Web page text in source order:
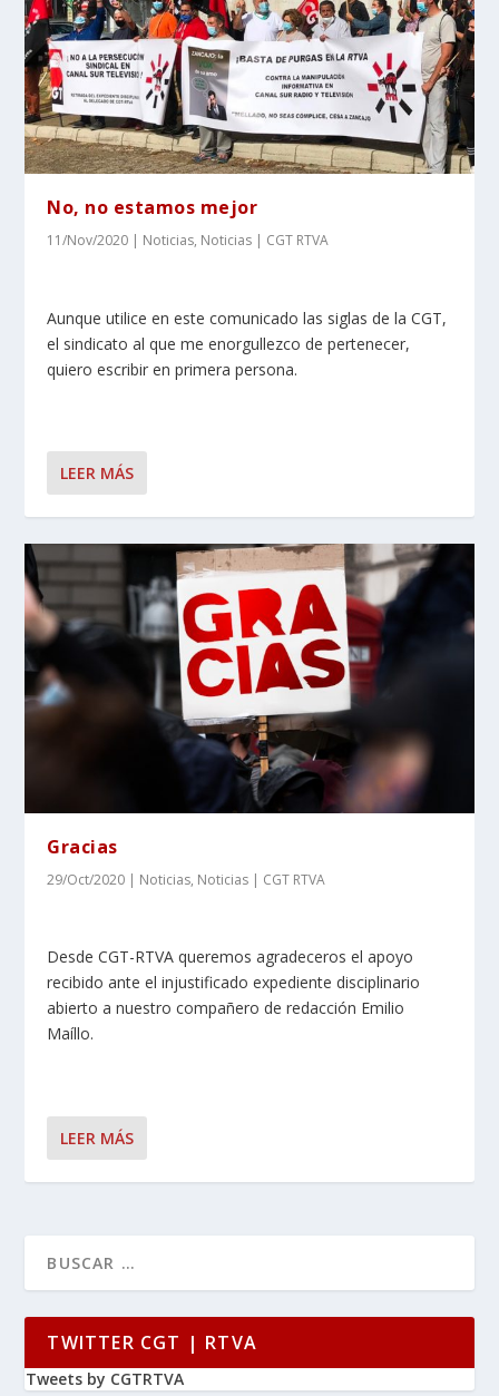
No, no estamos mejor
11/Nov/2020 | Noticias, Noticias | CGT RTVA
Aunque utilice en este comunicado las siglas de la CGT,
el sindicato al que me enorgullezco de pertenecer,
quiero escribir en primera persona.
LEER MÁS
Gracias
29/Oct/2020 | Noticias, Noticias | CGT RTVA
Desde CGT-RTVA queremos agradeceros el apoyo
recibido ante el injustificado expediente disciplinario
abierto a nuestro compañero de redacción Emilio
Maíllo.
LEER MÁS
TWITTER CGT | RTVA
Tweets by CGTRTVA